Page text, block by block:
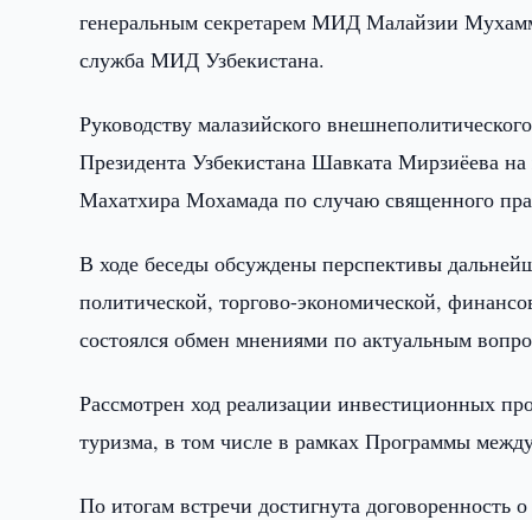
генеральным секретарем МИД Малайзии
служба МИД Узбекистана.
Руководству малазийского
Президента Узбекистана Шавката Мирзиёева
Махатхира Мохамада по случаю священного
В ходе беседы обсуждены перспективы
политической, торгово-экономической,
состоялся обмен мнениями по актуальным
Рассмотрен ход реализации инвестиционных
туризма, в том числе в рамках Программы
По итогам встречи достигнута